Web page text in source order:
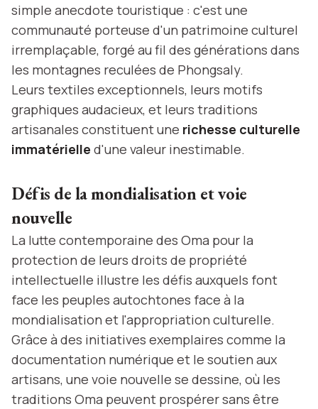
simple anecdote touristique : c'est une
communauté porteuse d'un patrimoine culturel
irremplaçable, forgé au fil des générations dans
les montagnes reculées de Phongsaly.
Leurs textiles exceptionnels, leurs motifs
graphiques audacieux, et leurs traditions
artisanales constituent une richesse culturelle
immatérielle d'une valeur inestimable.
Défis de la mondialisation et voie
nouvelle
La lutte contemporaine des Oma pour la
protection de leurs droits de propriété
intellectuelle illustre les défis auxquels font
face les peuples autochtones face à la
mondialisation et l'appropriation culturelle.
Grâce à des initiatives exemplaires comme la
documentation numérique et le soutien aux
artisans, une voie nouvelle se dessine, où les
traditions Oma peuvent prospérer sans être